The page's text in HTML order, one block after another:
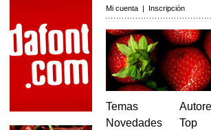
Mi cuenta | Inscripción
Temas
Novedades
Top